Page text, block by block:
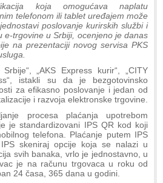
koja omogućava naplatu
telefonom ili tablet uređajem može
poslovanje kurirskih službi i
e-trgovine u Srbiji, ocenjeno je danas
na prezentaciji novog servisa PKS
„AKS Express kurir“, „CITY
istakli su da je bezgotovinsko
za efikasno poslovanje i jedan od
i razvoja elektronske trgovine.
procesa plaćanja upotrebom
je standardizovani IPS QR kod koji
telefona. Plaćanje putem IPS
skeniraj opcije koja se nalazi u
svih banaka, vrlo je jednostavno, u
je na računu trgovaca u roku od
24 časa, 365 dana u godini.